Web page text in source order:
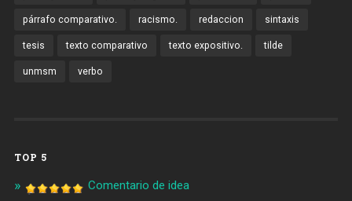
párrafo comparativo. racismo. redaccion sintaxis
tesis texto comparativo texto expositivo. tilde
unmsm verbo
TOP 5
Comentario de idea